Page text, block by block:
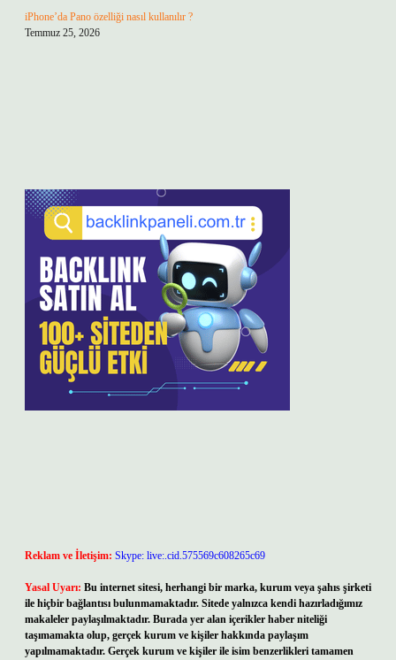
iPhone’da Pano özelliği nasıl kullanılır ?
Temmuz 25, 2026
Reklam ve İletişim: Skype: live:.cid.575569c608265c69
Yasal Uyarı: Bu internet sitesi, herhangi bir marka, kurum veya şahıs şirketi
ile hiçbir bağlantısı bulunmamaktadır. Sitede yalnızca kendi hazırladığımız
makaleler paylaşılmaktadır. Burada yer alan içerikler haber niteliği
taşımamakta olup, gerçek kurum ve kişiler hakkında paylaşım
yapılmamaktadır. Gerçek kurum ve kişiler ile isim benzerlikleri tamamen